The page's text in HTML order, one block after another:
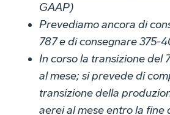
GAAP)
Prevediamo ancora di
787 e di consegnare 375-
In corso la transizione del
al mese; si prevede di
transizione della
aerei al mese entro la fine